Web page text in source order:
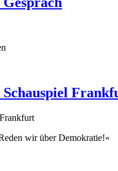
wir über Demokratie!«